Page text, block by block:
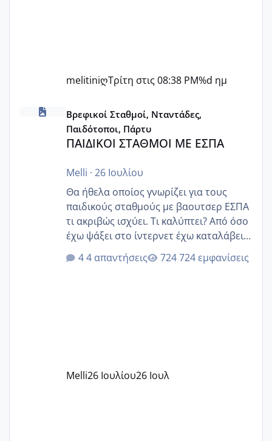
melitiniღΤρίτη στις 08:38 PM%d ημ
ΠΑΙΔΙΚΟΙ ΣΤΑΘΜΟΙ ΜΕ ΕΣΠΑ
Βρεφικοί Σταθμοί, Νταντάδες,
Παιδότοποι, Πάρτυ
ΠΑΙΔΙΚΟΙ ΣΤΑΘΜΟΙ ΜΕ ΕΣΠΑ
Melli · 26 Ιουλίου
Θα ήθελα οποίος γνωρίζει για τους
παιδικούς σταθμούς με βαουτσερ ΕΣΠΑ
τι ακριβώς ισχύει. Τι καλύπτει? Από όσο
έχω ψάξει στο ίντερνετ έχω καταλάβει
ότι το βαουτσερ καλύπτει όλα τα
δίδακτρα και τα τροφεια του ιδιωτικού
Εγώ πήγα σε έναν ιδιωτικό παιδικό στ
4 απαντήσεις 724 εμφανίσεις
Melli26 Ιουλίου26 Ιουλ